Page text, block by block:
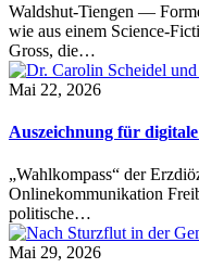
Waldshut-Tiengen —
wie aus einem Science-
Gross, die…
Mai 22, 2026
Auszeichnung für
„Wahlkompass“ der
Onlinekommunikation
politische…
Mai 29, 2026